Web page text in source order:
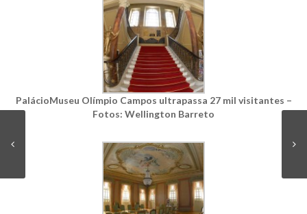
PalácioMuseu Olímpio Campos ultrapassa 27 mil visitantes –
Fotos: Wellington Barreto